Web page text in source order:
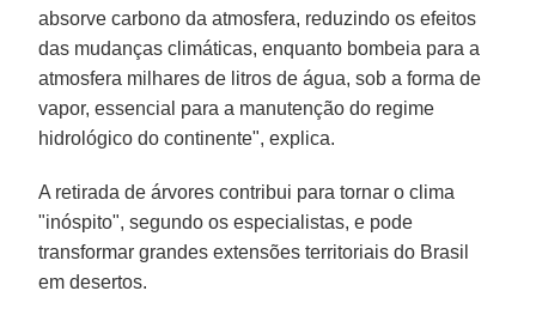
absorve carbono da atmosfera, reduzindo os efeitos
das mudanças climáticas, enquanto bombeia para a
atmosfera milhares de litros de água, sob a forma de
vapor, essencial para a manutenção do regime
hidrológico do continente", explica.
A retirada de árvores contribui para tornar o clima
"inóspito", segundo os especialistas, e pode
transformar grandes extensões territoriais do Brasil
em desertos.